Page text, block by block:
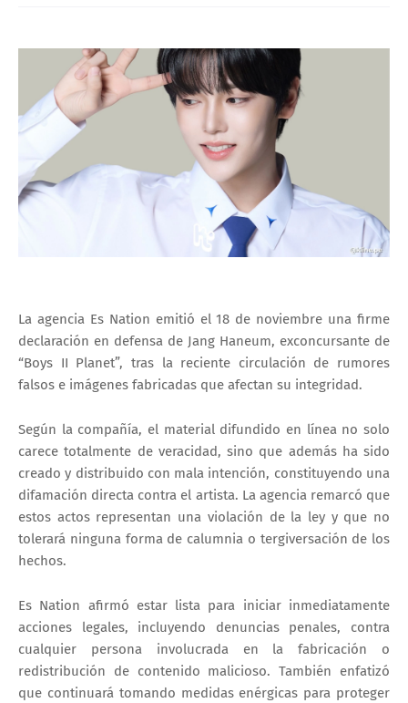
La agencia Es Nation emitió el 18 de noviembre una firme
declaración en defensa de Jang Haneum, exconcursante de
“Boys II Planet”, tras la reciente circulación de rumores
falsos e imágenes fabricadas que afectan su integridad.
Según la compañía, el material difundido en línea no solo
carece totalmente de veracidad, sino que además ha sido
creado y distribuido con mala intención, constituyendo una
difamación directa contra el artista. La agencia remarcó que
estos actos representan una violación de la ley y que no
tolerará ninguna forma de calumnia o tergiversación de los
hechos.
Es Nation afirmó estar lista para iniciar inmediatamente
acciones legales, incluyendo denuncias penales, contra
cualquier persona involucrada en la fabricación o
redistribución de contenido malicioso. También enfatizó
que continuará tomando medidas enérgicas para proteger